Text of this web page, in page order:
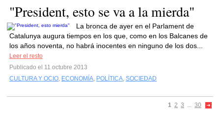
"President, esto se va a la mierda"
La bronca de ayer en el Parlament de
Catalunya augura tiempos en los que, como en los Balcanes de
los años noventa, no habrá inocentes en ninguno de los dos...
Leer el resto
Publicado el 11 octubre 2013
CULTURA Y OCIO, ECONOMÍA, POLÍTICA, SOCIEDAD
1 2 3 ... 30